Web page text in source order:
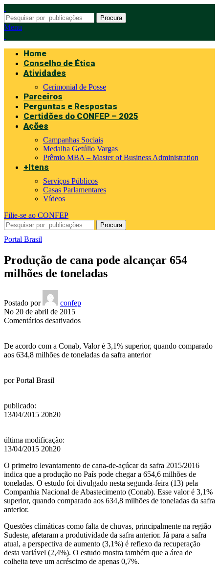
Procura
Menu
Home
Conselho de Ética
Atividades
Cerimonial de Posse
Parceiros
Perguntas e Respostas
Certidões do CONFEP – 2025
Ações
Campanhas Sociais
Medalha Getúlio Vargas
Prêmio MBA – Master of Business Administration
+Itens
Serviços Públicos
Casas Parlamentares
Vídeos
Filie-se ao CONFEP
Procura
Portal Brasil
Produção de cana pode alcançar 654
milhões de toneladas
Postado por
confep
No 20 de abril de 2015
Comentários desativadosem
cana
pode
De acordo com a Conab, Valor é 3,1% superior, quando comparado
aos 634,8 milhões de toneladas da safra anterior
porPortal Brasil
publicado:
13/04/2015 20h20
última modificação:
13/04/2015 20h20
O primeiro levantamento de cana-de-açúcar da safra 2015/2016
indica que a produção no País pode chegar a 654,6 milhões de
toneladas. O estudo foi divulgado nesta segunda-feira (13) pela
Companhia Nacional de Abastecimento (Conab). Esse valor é 3,1%
superior, quando comparado aos 634,8 milhões de toneladas da safra
anterior.
Questões climáticas como falta de chuvas, principalmente na região
Sudeste, afetaram a produtividade da safra anterior. Já para a safra
atual, a perspectiva de aumento (3,1%) é reflexo da recuperação
desta variável (2,4%). O estudo mostra também que a área de
colheita teve um acréscimo de apenas 0,7%.